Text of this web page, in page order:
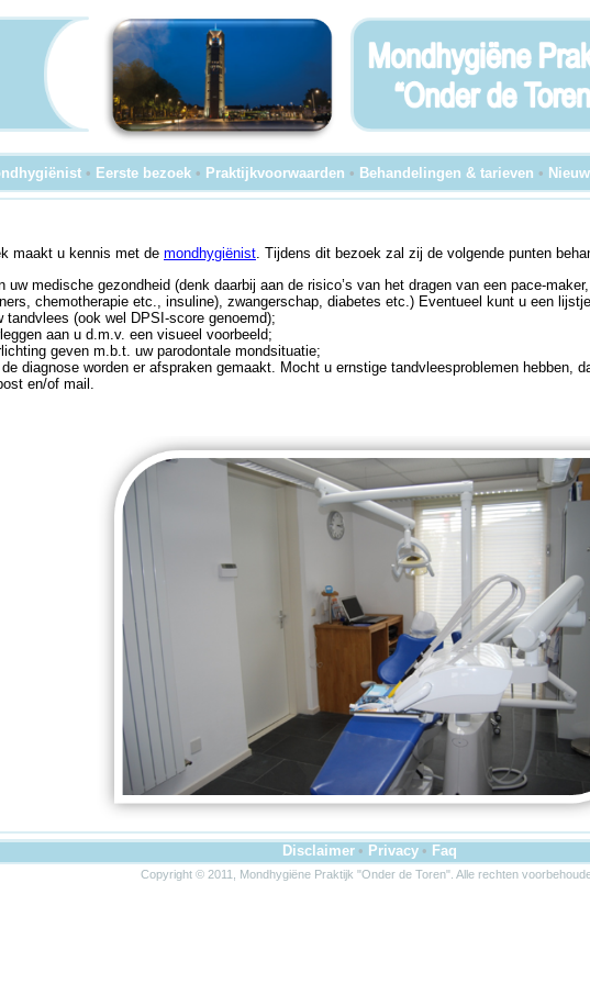
• Eerste bezoek • Praktijkvoorwaarden • Behandelingen & tarieven •
maakt u kennis met de mondhygiënist. Tijdens dit bezoek zal zij de volgende punten
uw medische gezondheid (denk daarbij aan de risico’s van het dragen van een pace-
chemotherapie etc., insuline), zwangerschap, diabetes etc.) Eventueel kunt u een
tandvlees (ook wel DPSI-score genoemd);
aan u d.m.v. een visueel voorbeeld;
geven m.b.t. uw parodontale mondsituatie;
diagnose worden er afspraken gemaakt. Mocht u ernstige tandvleesproblemen hebben,
en/of mail.
Disclaimer • Privacy • Faq
Copyright © 2011, Mondhygiëne Praktijk "Onder de Toren". Alle rechten